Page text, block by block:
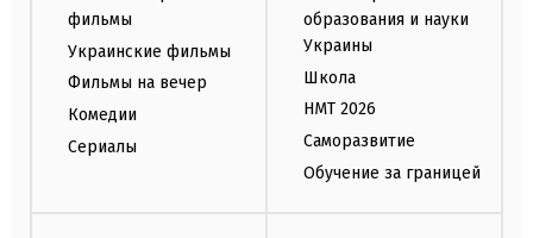
фильмы
Украинские фильмы
Фильмы на вечер
Комедии
Сериалы
образования и науки
Украины
Школа
НМТ 2026
Саморазвитие
Обучение за границей